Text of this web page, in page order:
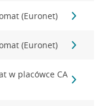
(Euronet)
(Euronet)
w placówce CA